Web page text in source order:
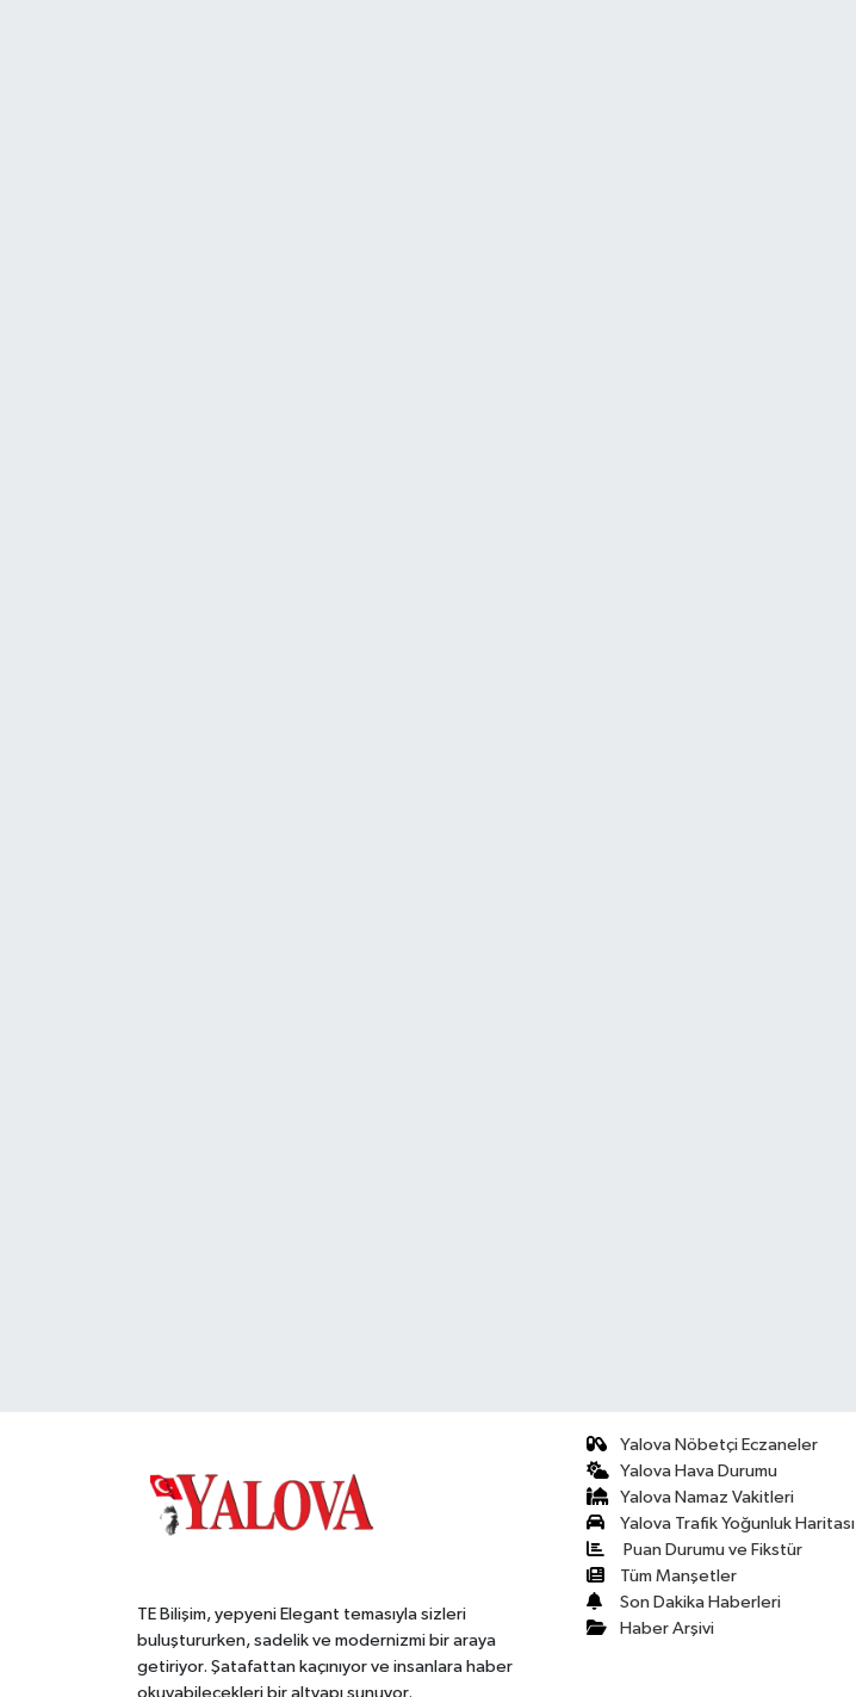
TE Bilişim, yepyeni Elegant temasıyla sizleri
buluştururken, sadelik ve modernizmi bir araya
getiriyor. Şatafattan kaçınıyor ve insanlara haber
okuyabilecekleri bir altyapı sunuyor.
Yalova Nöbetçi Eczaneler
Yalova Hava Durumu
Yalova Namaz Vakitleri
Yalova Trafik Yoğunluk Haritası
Puan Durumu ve Fikstür
Tüm Manşetler
Son Dakika Haberleri
Haber Arşivi